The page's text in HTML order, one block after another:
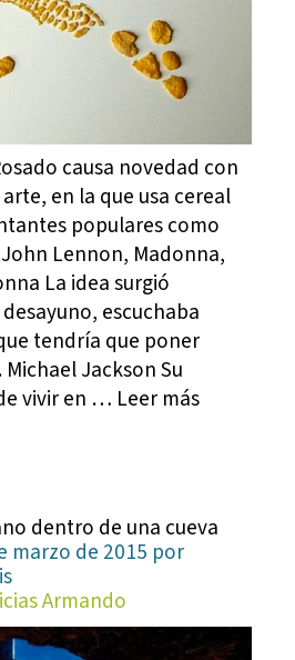
causa novedad con
en la que usa cereal
populares como
Lennon, Madonna,
La idea surgió
escuchaba
tendría que poner
Jackson Su
vivir en … Leer más
dentro de una cueva
marzo de 2015 por
Armando